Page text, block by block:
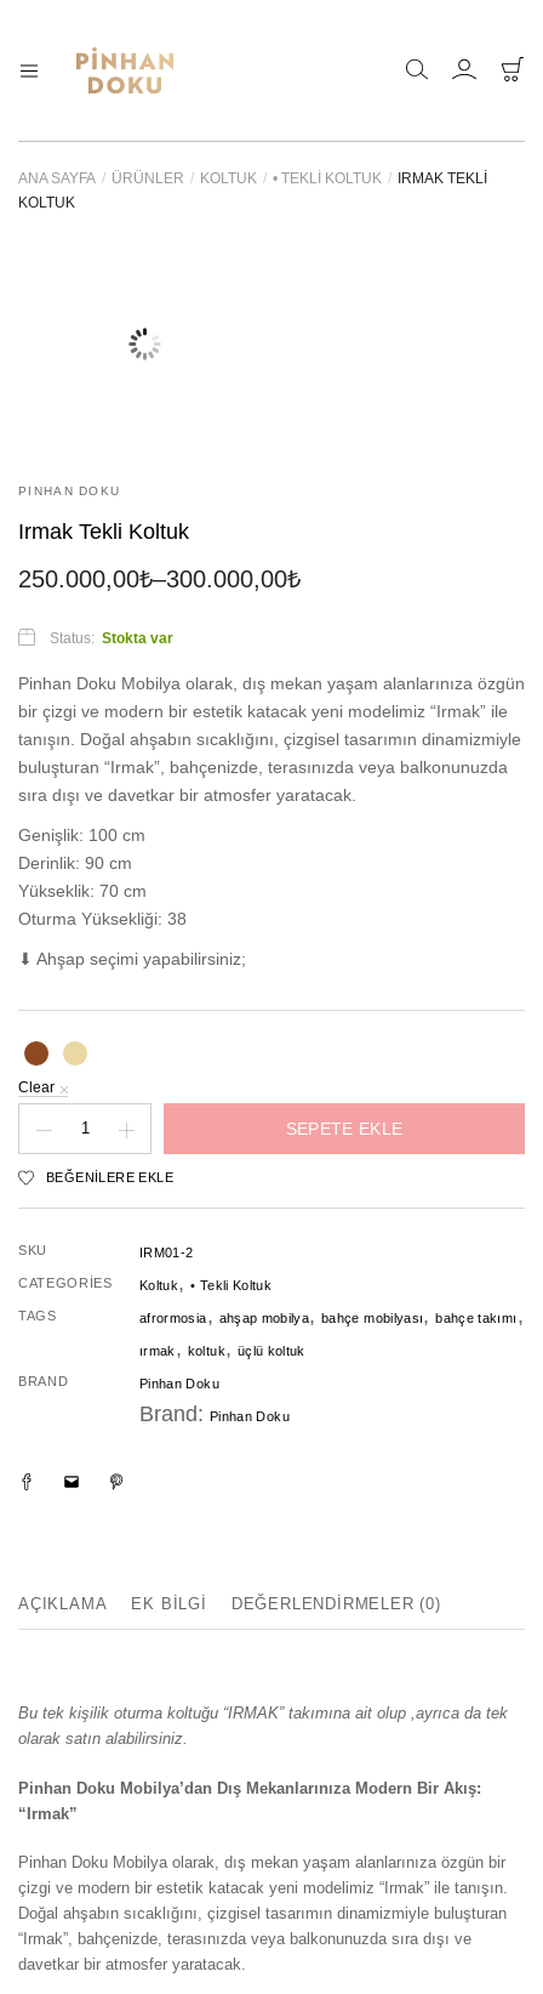
Bahçe
sonsuz
çeşitlilik
ve
ANA SAYFA / ÜRÜNLER / KOLTUK / • TEKLI KOLTUK /
IRMAK TEKLI
KOLTUK
PINHAN DOKU
Irmak Tekli Koltuk
250.000,00₺–300.000,00₺
Status: Stokta var
Pinhan Doku Mobilya olarak, dış mekan yaşam alanlarınıza özgün
bir çizgi ve modern bir estetik katacak yeni modelimiz “Irmak” ile
tanışın. Doğal ahşabın sıcaklığını, çizgisel tasarımın dinamizmiyle
buluşturan “Irmak”, bahçenizde, terasınızda veya balkonunuzda
sıra dışı ve davetkar bir atmosfer yaratacak.
Genişlik: 100 cm
Derinlik: 90 cm
Yükseklik: 70 cm
Oturma Yüksekliği: 38
⬇ Ahşap seçimi yapabilirsiniz;
Clear
Tekli
SEPETE EKLE
BEĞENILERE EKLE
SKU IRM01-2
CATEGORIES Koltuk,• Tekli Koltuk
TAGS afrormosia, ahşap mobilya,bahçe mobilyası,bahçe takımı ,
ırmak , koltuk, üçlü koltuk
BRAND Pinhan Doku
Brand: Pinhan Doku
AÇIKLAMA EK BILGI DEĞERLENDIRMELER (0)
Bu tek kişilik oturma koltuğu “IRMAK” takımına ait olup ,ayrıca da tek
olarak satın alabilirsiniz.
Pinhan Doku Mobilya’dan Dış Mekanlarınıza Modern Bir Akış:
“Irmak”
Pinhan Doku Mobilya olarak, dış mekan yaşam alanlarınıza özgün bir
çizgi ve modern bir estetik katacak yeni modelimiz “Irmak” ile tanışın.
Doğal ahşabın sıcaklığını, çizgisel tasarımın dinamizmiyle buluşturan
“Irmak”, bahçenizde, terasınızda veya balkonunuzda sıra dışı ve
davetkar bir atmosfer yaratacak.